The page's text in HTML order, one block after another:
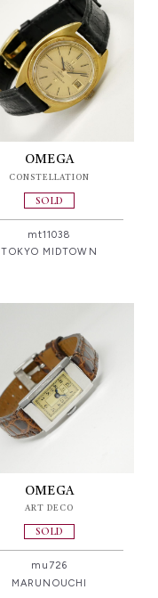
OMEGA
CONSTELLATION
SOLD
mt11038
TOKYO MIDTOWN
OMEGA
ART DECO
SOLD
mu726
MARUNOUCHI